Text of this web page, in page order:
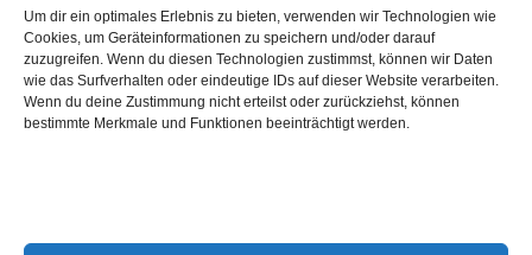
Um dir ein optimales Erlebnis zu bieten, verwenden wir Technologien wie
Cookies, um Geräteinformationen zu speichern und/oder darauf
zuzugreifen. Wenn du diesen Technologien zustimmst, können wir Daten
wie das Surfverhalten oder eindeutige IDs auf dieser Website verarbeiten.
Wenn du deine Zustimmung nicht erteilst oder zurückziehst, können
bestimmte Merkmale und Funktionen beeinträchtigt werden.
Hinch Double Wood
Destillerie:Hinch(Irland)
Single Malt, 43.0%
Peated: Nein